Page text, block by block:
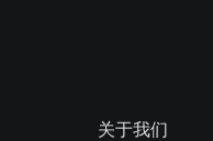
关于我们